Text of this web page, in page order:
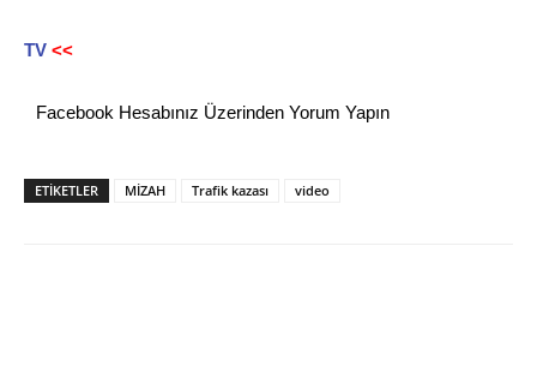
TV <<
Facebook Hesabınız Üzerinden Yorum Yapın
ETİKETLER MİZAH Trafik kazası video